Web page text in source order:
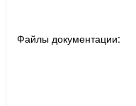
Файлы документации: